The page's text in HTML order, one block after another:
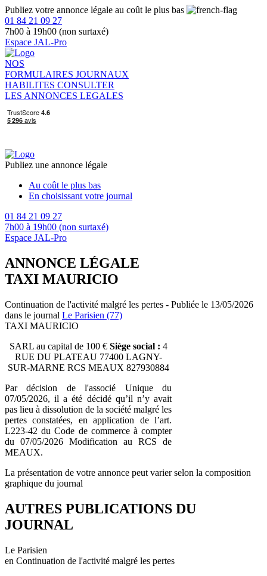
Publiez votre annonce légale au coût le plus bas
01 84 21 09 27
7h00 à 19h00 (non surtaxé)
Espace JAL-Pro
NOS
FORMULAIRES JOURNAUX
HABILITES CONSULTER
LES ANNONCES LEGALES
Publiez une annonce légale
Au coût le plus bas
En choisissant votre journal
01 84 21 09 27
7h00 à 19h00 (non surtaxé)
Espace JAL-Pro
ANNONCE LÉGALE
TAXI MAURICIO
Continuation de l'activité malgré les pertes - Publiée le 13/05/2026
dans le journal Le Parisien (77)
TAXI MAURICIO
SARL au capital de 100 € Siège social : 4
RUE DU PLATEAU 77400 LAGNY-
SUR-MARNE RCS MEAUX 827930884
Par décision de l'associé Unique du
07/05/2026, il a été décidé qu’il n’y avait
pas lieu à dissolution de la société malgré les
pertes constatées, en application de l’art.
L223-42 du Code de commerce à compter
du 07/05/2026 Modification au RCS de
MEAUX.
La présentation de votre annonce peut varier selon la composition
graphique du journal
AUTRES PUBLICATIONS DU
JOURNAL
Le Parisien
en Continuation de l'activité malgré les pertes